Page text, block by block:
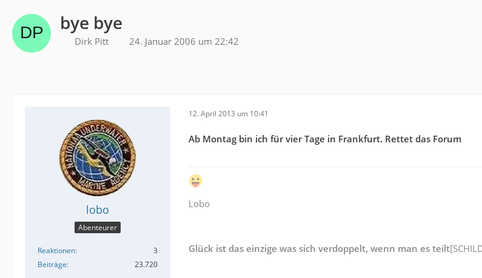
bye bye
Dirk Pitt 24. Januar 2006 um 22:42
lobo
Abenteurer
Reaktionen
3
Beiträge
23.720
12. April 2013 um 10:41
Ab Montag bin ich für vier Tage in Frankfurt. Rettet das Forum
Lobo
Glück ist das einzige was sich verdoppelt, wenn man es teilt